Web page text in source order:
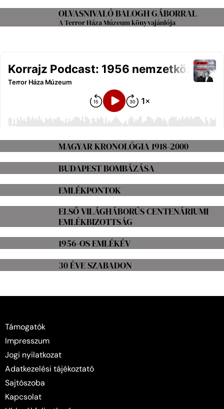
OLVASNIVALÓ BALOGH GÁBORRAL
A Terror Háza Múzeum könyvajánlója
MAGYAR KRONOLÓGIA 1918-2000
BUDAPEST BOMBÁZÁSA
EMLÉKPONTOK
ELSŐ VILÁGHÁBORÚS CENTENÁRIUMI
EMLÉKBIZOTTSÁG
1956-OS EMLÉKÉV
30 ÉVE SZABADON
Támogatók
Impresszum
Jogi nyilatkozat
Adatkezelési tájékoztató
Sajtószoba
Kapcsolat